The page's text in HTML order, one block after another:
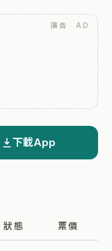
廣告 · AD
下載App
狀態 票價